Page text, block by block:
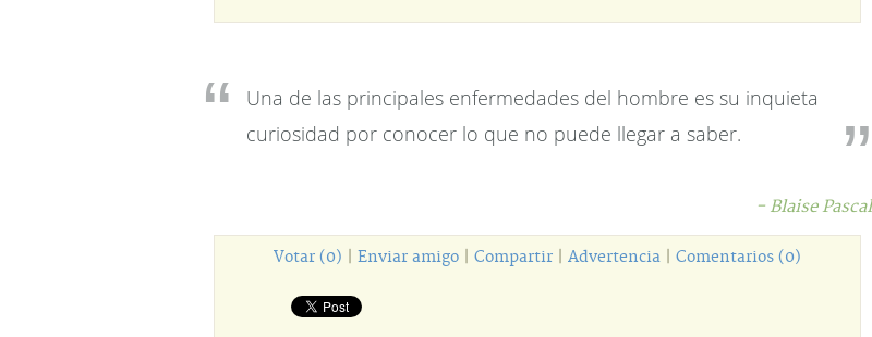
Una de las principales enfermedades del hombre es su inquieta
curiosidad por conocer lo que no puede llegar a saber.
- Blaise Pascal
Votar (0) Enviar amigo Compartir Advertencia Comentarios (0)